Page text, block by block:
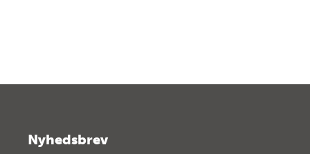
Nyhedsbrev